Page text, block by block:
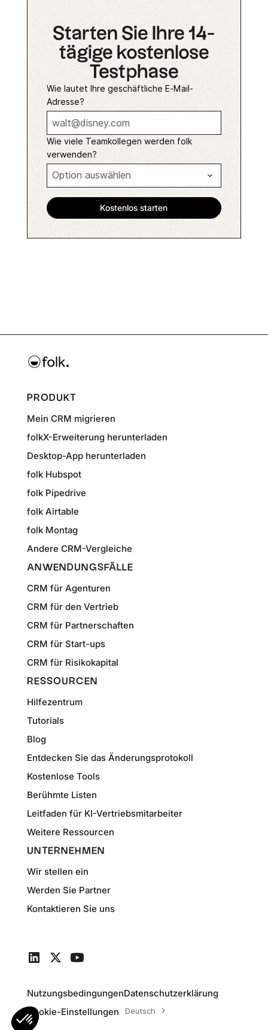
Starten Sie Ihre 14-
tägige kostenlose
Testphase
Wie lautet Ihre geschäftliche E-Mail-
Adresse?
Wie viele Teamkollegen werden folk
verwenden?
PRODUKT
Mein CRM migrieren
folkX-Erweiterung herunterladen
Desktop-App herunterladen
folk Hubspot
folk Pipedrive
folk Airtable
folk Montag
Andere CRM-Vergleiche
ANWENDUNGSFÄLLE
CRM für Agenturen
CRM für den Vertrieb
CRM für Partnerschaften
CRM für Start-ups
CRM für Risikokapital
RESSOURCEN
Hilfezentrum
Tutorials
Blog
Entdecken Sie das Änderungsprotokoll
Kostenlose Tools
Berühmte Listen
Leitfaden für KI-Vertriebsmitarbeiter
Weitere Ressourcen
UNTERNEHMEN
Wir stellen ein
Werden Sie Partner
Kontaktieren Sie uns
NutzungsbedingungenDatenschutzerklärung
Cookie-Einstellungen
Deutsch